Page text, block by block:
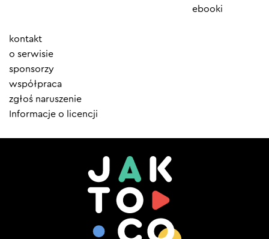
ebooki
Element
menu
kontakt
o serwisie
sponsorzy
współpraca
zgłoś naruszenie
Informacje o licencji